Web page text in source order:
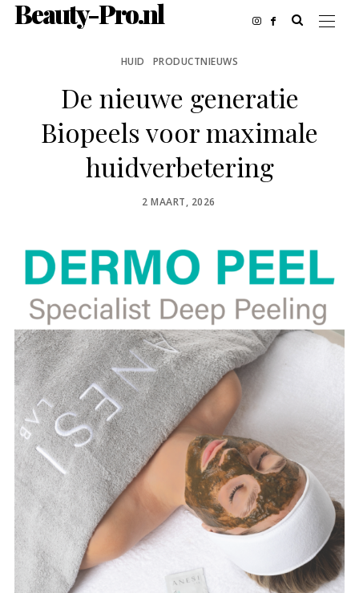
Beauty-Pro.nl
HUID PRODUCTNIEUWS
De nieuwe generatie
Biopeels voor maximale
huidverbetering
POSTED
2 MAART, 2026